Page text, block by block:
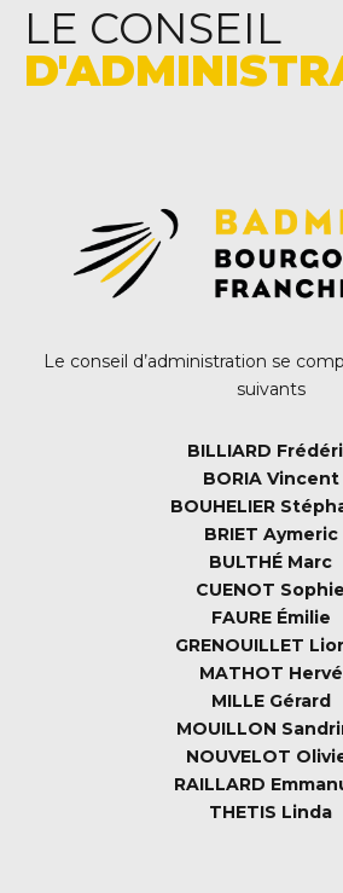
LE CONSEIL
Le conseil d’administration se
suivants
BILLIARD
BORIA Vincent
BOUHELIER
BRIET Aymeric
BULTHÉ Marc
CUENOT Sophie
FAURE Émilie
GRENOUILLET
MATHOT Hervé
MILLE Gérard
MOUILLON
NOUVELOT
RAILLARD
THETIS Linda